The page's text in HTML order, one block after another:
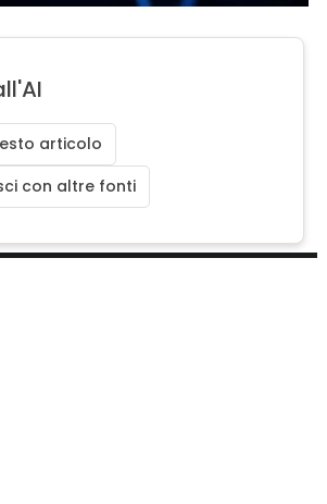
articolo
con altre fonti